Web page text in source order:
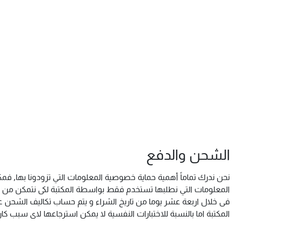
الشحن والدفع
نحن ندرك تماماً أهمية حماية خصوصية المعلومات التي تزودونا بها,
المعلومات التي نطلبها تستخدم فقط بواسطة المكتبة لكى نتمكن من
فى خلال اربعة عشر يوما من تاريخ الشراء و يتم حساب تكاليف
المكتبة اما بالنسبة للاختبارات النفسية لا يمكن استرجاعها لاى